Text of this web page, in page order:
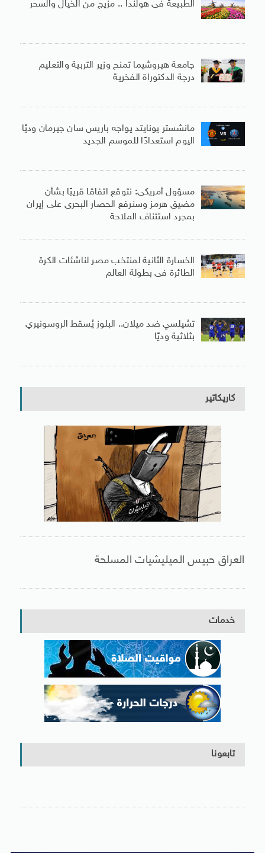
الطبيعة فى هولندا .. مزيج من الخيال والسحر
جامعة هيروشيما تمنح وزير التربية والتعليم
درجة الدكتوراة الفخرية
مانشستر يونايتد يواجه باريس سان جيرمان وديًا
اليوم استعدادًا للموسم الجديد
مسؤول أمريكى: نتوقع اتفاقا قريبًا بشأن
مضيق هرمز وسنرفع الحصار البحرى على إيران
بمجرد استئناف الملاحة
الخسارة الثانية لمنتخب مصر لناشئات الكرة
الطائرة فى بطولة العالم
تشيلسي ضد ميلان.. البلوز يُسقط الروسونيري
بثلاثية وديًا
كاريكاتير
العراق حبيس الميليشيات المسلحة
خدمات
تابعونا